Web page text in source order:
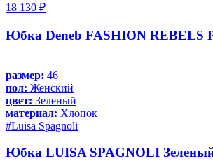
18 130 ₽
Юбка Deneb FASHION REBELS
размер: 46
пол: Женский
цвет: Зеленый
материал: Хлопок
#Luisa Spagnoli
Юбка LUISA SPAGNOLI